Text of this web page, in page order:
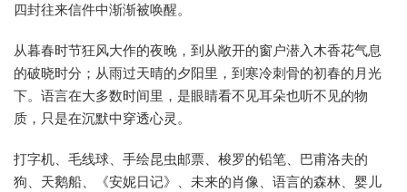
四封往来信件中渐渐被唤醒。
从暮春时节狂风大作的夜晚，到从敞开的窗户潜入木香花气息
的破晓时分；从雨过天晴的夕阳里，到寒冷刺骨的初春的月光
下。语言在大多数时间里，是眼睛看不见耳朵也听不见的物
质，只是在沉默中穿透心灵。
打字机、毛线球、手绘昆虫邮票、梭罗的铅笔、巴甫洛夫的
狗、天鹅船、《安妮日记》、未来的肖像、语言的森林、婴儿